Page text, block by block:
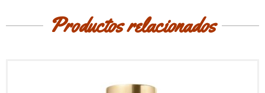
Productos relacionados